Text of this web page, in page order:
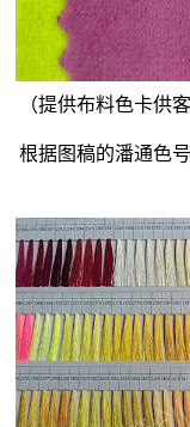
（提供布料色卡供
根据图稿的潘通色